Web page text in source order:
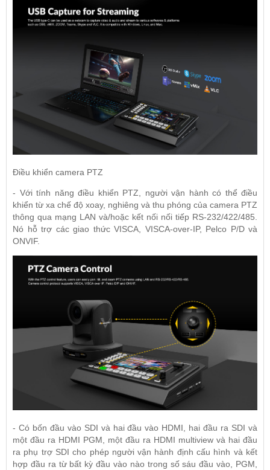
Điều khiển camera PTZ
- Với tính năng điều khiển PTZ, người vận hành có thể điều
khiển từ xa chế độ xoay, nghiêng và thu phóng của camera PTZ
thông qua mạng LAN và/hoặc kết nối nối tiếp RS-232/422/485.
Nó hỗ trợ các giao thức VISCA, VISCA-over-IP, Pelco P/D và
ONVIF.
- Có bốn đầu vào SDI và hai đầu vào HDMI, hai đầu ra SDI và
một đầu ra HDMI PGM, một đầu ra HDMI multiview và hai đầu
ra phụ trợ SDI cho phép người vận hành định cấu hình và kết
hợp đầu ra từ bất kỳ đầu vào nào trong số sáu đầu vào, PGM,